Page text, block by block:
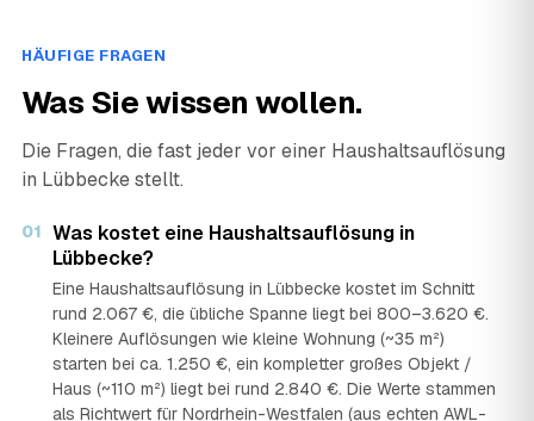
HÄUFIGE FRAGEN
Was Sie wissen wollen.
Die Fragen, die fast jeder vor einer Haushaltsauflösung
in Lübbecke stellt.
01 Was kostet eine Haushaltsauflösung in
Lübbecke?
Eine Haushaltsauflösung in Lübbecke kostet im Schnitt
rund 2.067 €, die übliche Spanne liegt bei 800–3.620 €.
Kleinere Auflösungen wie kleine Wohnung (~35 m²)
starten bei ca. 1.250 €, ein kompletter großes Objekt /
Haus (~110 m²) liegt bei rund 2.840 €. Die Werte stammen
als Richtwert für Nordrhein-Westfalen (aus echten AWL-